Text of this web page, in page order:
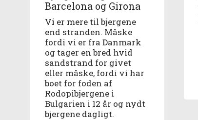
Barcelona og Girona
Vi er mere til bjergene
end stranden. Måske
fordi vi er fra Danmark
og tager en bred hvid
sandstrand for givet
eller måske, fordi vi har
boet for foden af
Rodopibjergene i
Bulgarien i 12 år og nydt
bjergene dagligt.